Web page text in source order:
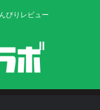
びりレビュー